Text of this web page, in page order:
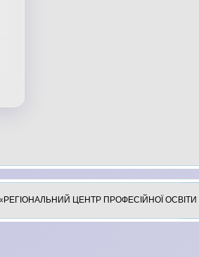
ЦЕНТР ПРОФЕСІЙНОЇ